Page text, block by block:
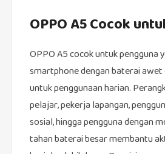
OPPO A5 Cocok
OPPO A5 cocok untuk pengguna
smartphone dengan baterai awet
untuk penggunaan harian.
pelajar, pekerja lapangan,
sosial, hingga pengguna dengan
tahan baterai besar membantu